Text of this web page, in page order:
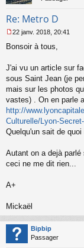
o
l
u
Re: Metro D
e
s
g
e
n
o
n
u
22 janv. 2018, 20:41
Bonsoir à tous,
J'ai vu un article sur
sous Saint Jean (je
mais sur les photos
vastes) . On en parle
http://
Culturelle/Lyon-
Quelqu'un sait de
Autant on a dejà
ceci ne me dit rien...
A+
Mickaël
Bipbip
Passager